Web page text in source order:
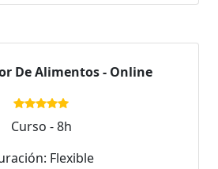
De Alimentos - Online
Curso - 8h
Flexible